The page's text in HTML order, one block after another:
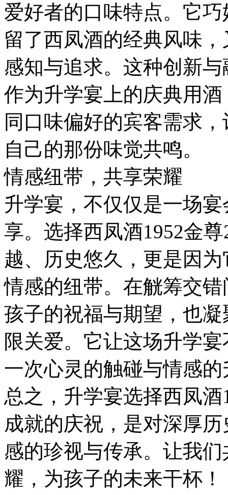
爱好者的口味特点。它
留了西凤酒的经典风味
感知与追求。这种创新
作为升学宴上的庆典用
同口味偏好的宾客需求
自己的那份味觉共鸣。
情感纽带，共享荣耀
升学宴，不仅仅是一场
享。选择西凤酒1952金
越、历史悠久，更是因
情感的纽带。在觥筹交
孩子的祝福与期望，也
限关爱。它让这场升学
一次心灵的触碰与情感的
总之，升学宴选择西凤
成就的庆祝，是对深厚
感的珍视与传承。让我
耀，为孩子的未来干杯！